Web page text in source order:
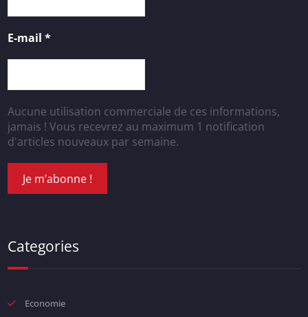
E-mail *
Aucune utilisation commerciale de ces informations,
jamais ! Vous recevrez au maximum 1 notification
d'articles nouveaux par semaine.
Categories
Economie